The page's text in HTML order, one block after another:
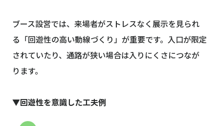
ブース設営では、来場者がストレスなく展示を見られ
る「回遊性の高い動線づくり」が重要です。入口が限定
されていたり、通路が狭い場合は入りにくさにつなが
ります。
▼回遊性を意識した工夫例